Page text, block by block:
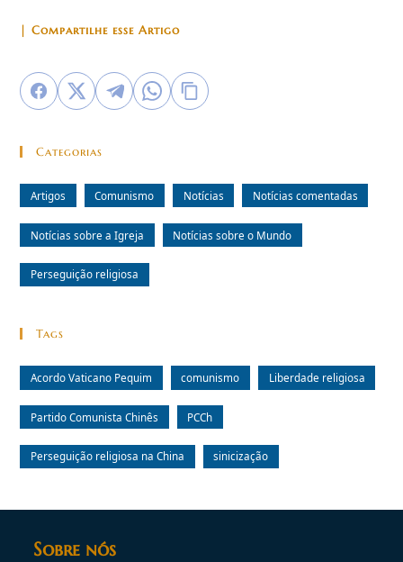
| Compartilhe esse Artigo
Categorias
Artigos Comunismo Notícias Notícias comentadas
Notícias sobre a Igreja Notícias sobre o Mundo
Perseguição religiosa
Tags
Acordo Vaticano Pequim comunismo Liberdade religiosa
Partido Comunista Chinês PCCh
Perseguição religiosa na China sinicização
Sobre nós